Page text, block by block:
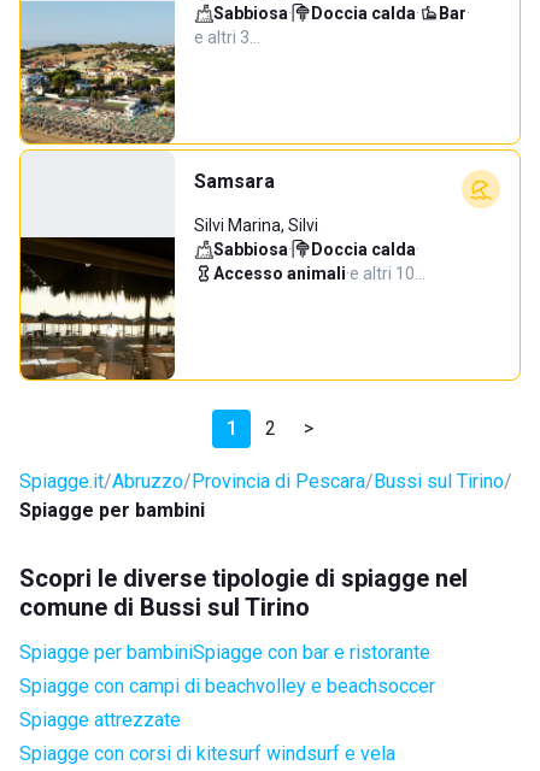
Sabbiosa· Doccia calda· Bar·
e altri 3…
Samsara
Silvi Marina, Silvi
Sabbiosa· Doccia calda·
Accesso animali·e altri 10…
1 2 >
Spiagge.it Abruzzo Provincia di Pescara Bussi sul Tirino
Spiagge per bambini
Scopri le diverse tipologie di spiagge nel
comune di Bussi sul Tirino
Spiagge per bambiniSpiagge con bar e ristorante
Spiagge con campi di beachvolley e beachsoccer
Spiagge attrezzate
Spiagge con corsi di kitesurf windsurf e vela